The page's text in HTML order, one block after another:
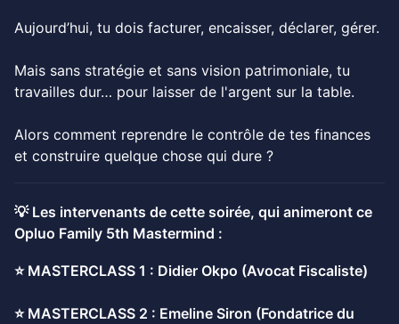
Aujourd’hui, tu dois facturer, encaisser, déclarer, gérer.
Mais sans stratégie et sans vision patrimoniale, tu
travailles dur… pour laisser de l'argent sur la table.
Alors comment reprendre le contrôle de tes finances
et construire quelque chose qui dure ?
💡 Les intervenants de cette soirée, qui animeront ce
Opluo Family 5th Mastermind :
⭐️ MASTERCLASS 1 : Didier Okpo (Avocat Fiscaliste)
⭐️ MASTERCLASS 2 : Emeline Siron (Fondatrice du